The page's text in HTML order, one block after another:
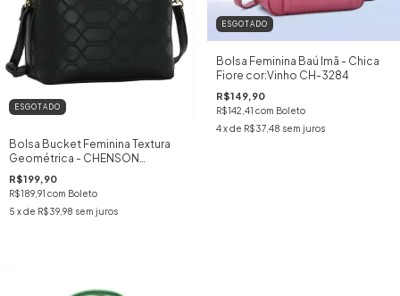
ESGOTADO
Bolsa Bucket Feminina Textura
Geométrica - CHENSON
cor:PRETO
R$199,90
R$189,91 com Boleto
5 x de R$39,98 sem juros
ESGOTADO
Bolsa Feminina Baú Imã - Chica
Fiore cor:Vinho CH-3284
R$149,90
R$142,41 com Boleto
4 x de R$37,48 sem juros